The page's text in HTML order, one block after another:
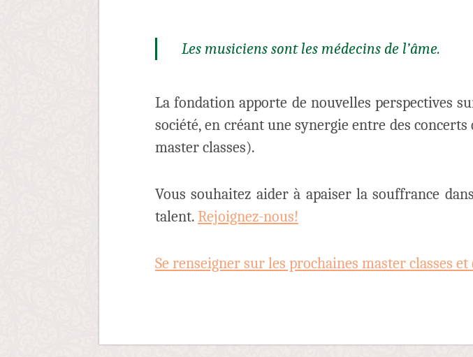
Les musiciens sont les médecins de l’âme.
La fondation apporte de nouvelles perspectives
société, en créant une synergie entre des
master classes).
Vous souhaitez aider à apaiser la souffrance
talent.Rejoignez-nous!
Se renseigner sur les prochaines master classes